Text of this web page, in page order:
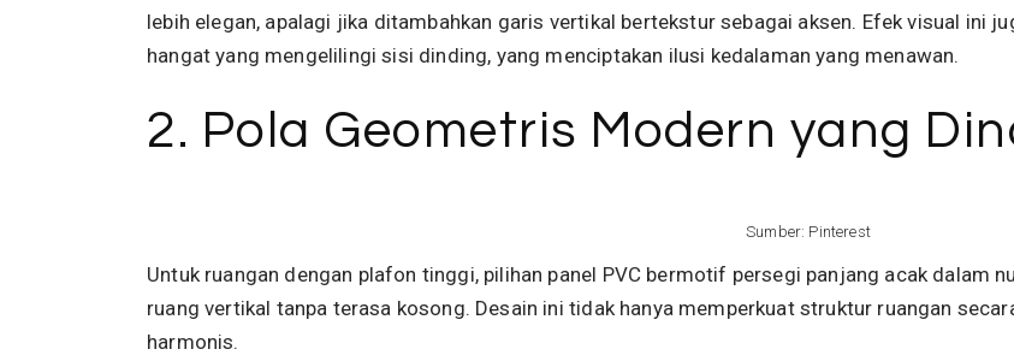
lebih elegan, apalagi jika ditambahkan garis vertikal bertekstur sebagai aksen. Efek visual ini
hangat yang mengelilingi sisi dinding, yang menciptakan ilusi kedalaman yang menawan.
2. Pola Geometris Modern yang
Sumber: Pinterest
Untuk ruangan dengan plafon tinggi, pilihan panel PVC bermotif persegi panjang acak dalam
ruang vertikal tanpa terasa kosong. Desain ini tidak hanya memperkuat struktur ruangan
harmonis.